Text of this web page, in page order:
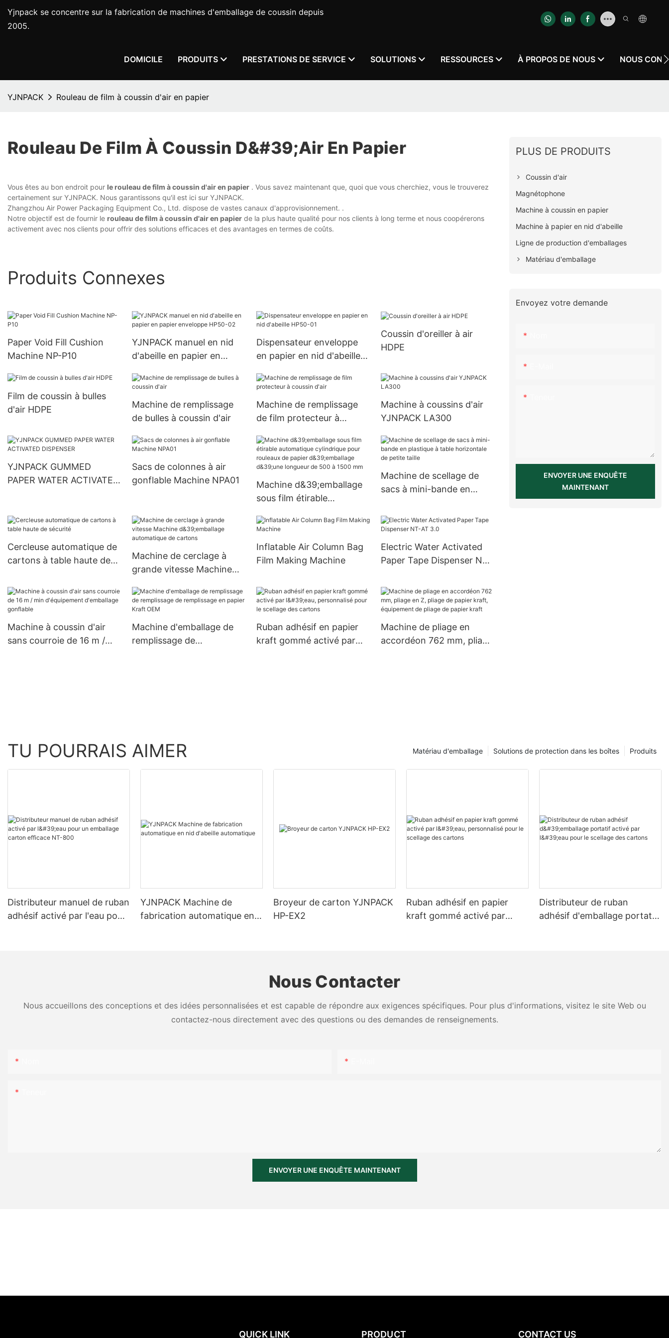
Yjnpack se concentre sur la fabrication de machines d'emballage de coussin depuis
2005.
DOMICILE PRODUITS PRESTATIONS DE SERVICE SOLUTIONS RESSOURCES À PROPOS DE NOUS NOUS
YJNPACK Rouleau de film à coussin d'air en papier
Rouleau De Film À Coussin D&#39;air En Papier
Vous êtes au bon endroit pour le rouleau de film à coussin d'air en papier . Vous savez maintenant que, quoi que vous cherchiez, vous le trouverez
certainement sur YJNPACK. Nous garantissons qu'il est ici sur YJNPACK.
Zhangzhou Air Power Packaging Equipment Co., Ltd. dispose de vastes canaux d'approvisionnement. .
Notre objectif est de fournir le rouleau de film à coussin d'air en papier de la plus haute qualité pour nos clients à long terme et nous coopérerons
activement avec nos clients pour offrir des solutions efficaces et des avantages en termes de coûts.
Produits Connexes
Paper Void Fill Cushion
Machine NP-P10
YJNPACK manuel en nid
d'abeille en papier en
Dispensateur enveloppe
en papier en nid d'abeille
Coussin d'oreiller à air
HDPE
Film de coussin à bulles
d'air HDPE
Machine de remplissage
de bulles à coussin d'air
Machine de remplissage
de film protecteur à
Machine à coussins d'air
YJNPACK LA300
YJNPACK GUMMED
PAPER WATER ACTIVATED
Sacs de colonnes à air
gonflable Machine NPA01
Machine d&39;emballage
sous film étirable
pour rouleaux de papier
longueur de 500 à 1500
mm
Machine de scellage de
sacs à mini-bande en
horizontale de petite taille
Cercleuse automatique de
cartons à table haute de
Machine de cerclage à
grande vitesse Machine
automatique de cartons
Inflatable Air Column Bag
Film Making Machine
Electric Water Activated
Paper Tape Dispenser NT-
Machine à coussin d'air
sans courroie de 16 m /
Machine d'emballage de
remplissage de
Ruban adhésif en papier
kraft gommé activé par
Machine de pliage en
accordéon 762 mm, pliage
PLUS DE PRODUITS
Coussin d'air
Magnétophone
Machine à coussin en papier
Machine à papier en nid d'abeille
Ligne de production d'emballages
Matériau d'emballage
Envoyez votre demande
ENVOYER UNE ENQUÊTE
MAINTENANT
TU POURRAIS AIMER Produits
Solutions de protection dans les boîtes
Matériau d'emballage
Distributeur manuel de ruban
adhésif activé par l'eau pour
YJNPACK Machine de
fabrication automatique en
Broyeur de carton YJNPACK
HP-EX2
Ruban adhésif en papier
kraft gommé activé par
Distributeur de ruban
adhésif d'emballage portatif
Nous Contacter
Nous accueillons des conceptions et des idées personnalisées et est capable de répondre aux exigences spécifiques. Pour plus d'informations, visitez le site Web ou
contactez-nous directement avec des questions ou des demandes de renseignements.
ENVOYER UNE ENQUÊTE MAINTENANT
QUICK LINK PRODUCT CONTACT US